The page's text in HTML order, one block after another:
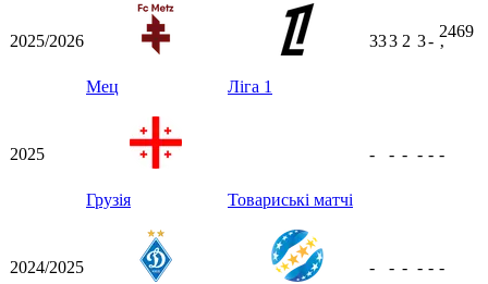
2025/2026
Мец Ліга 1
333 2 3-
2469
ʼ
2025
Грузія Товариські матчі
- - - - - -
2024/2025 - - - - - -